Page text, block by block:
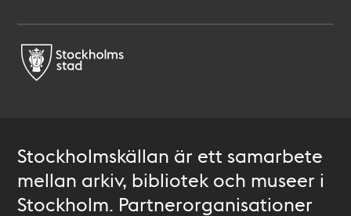
Stockholmskällan är ett samarbete
mellan arkiv, bibliotek och museer i
Stockholm. Partnerorganisationer